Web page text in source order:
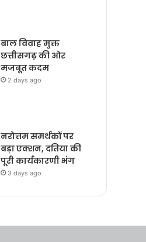
बाल विवाह मुक्त
छत्तीसगढ़ की ओर
मजबूत कदम
2 days ago
नरोत्तम समर्थकों पर
बड़ा एक्शन, दतिया की
पूरी कार्यकारणी भंग
3 days ago